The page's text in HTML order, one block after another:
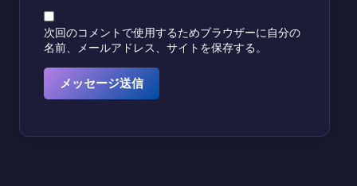
次回のコメントで使用するためブラウザーに自分の
名前、メールアドレス、サイトを保存する。